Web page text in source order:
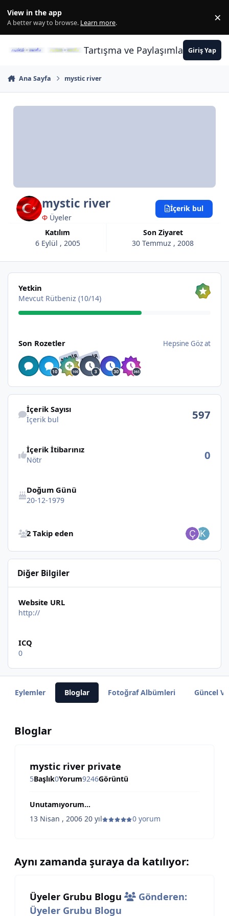
View in the app
A better way to browse. Learn more. ×
Tartışma ve PaylaşımlarınGiriş Yap
Ana Sayfa mystic river
mystic river
Φ Üyeler
Katılım
6 Eylül , 2005
Son Ziyaret
30 Temmuz , 2008
İçerik bul
Hepsine Göz at
Yetkin
Mevcut Rütbeniz (10/14)
Son Rozetler Hepsine Göz at
NADIRNADIR
İçerik bul
İçerik Sayısı
İçerik bul 597
İçerik İtibarınız
Nötr 0
Doğum Günü
20-12-1979
2 Takip eden
Diğer Bilgiler
Website URL
http://
ICQ
0
Eylemler Bloglar Fotoğraf Albümleri Güncel
Bloglar
mystic river private
5Başlık0Yorum9246Görüntü
Unutamıyorum...
13 Nisan , 2006 20 yıl 0 yorum
Aynı zamanda şuraya da katılıyor:
Üyeler Grubu Blogu
Gönderen:
Üyeler Grubu Blogu